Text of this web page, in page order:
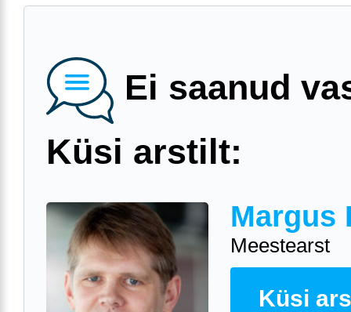
Ei saanud
Küsi arstilt:
Margus
Meestearst
Küsi